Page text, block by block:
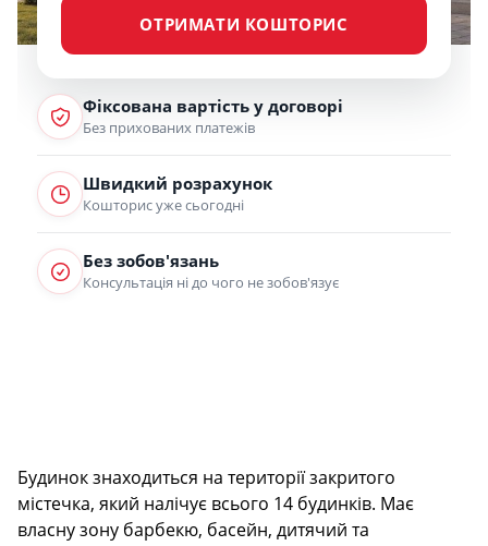
ОТРИМАТИ КОШТОРИС
Фіксована вартість у договорі
Без прихованих платежів
Швидкий розрахунок
Кошторис уже сьогодні
Без зобов'язань
Консультація ні до чого не зобов'язує
Будинок знаходиться на території закритого
містечка, який налічує всього 14 будинків. Має
власну зону барбекю, басейн, дитячий та